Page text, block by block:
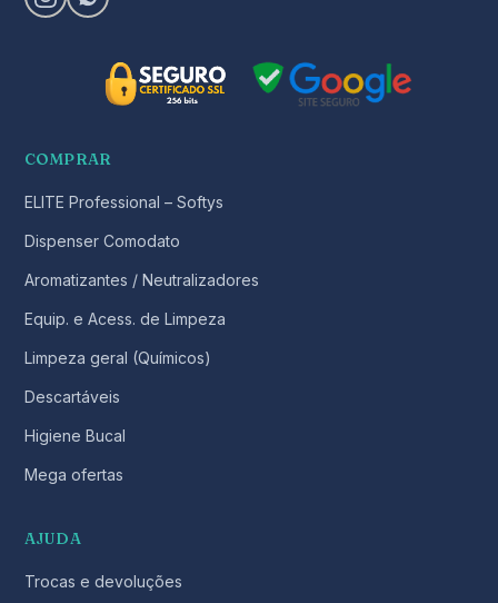
COMPRAR
ELITE Professional – Softys
Dispenser Comodato
Aromatizantes / Neutralizadores
Equip. e Acess. de Limpeza
Limpeza geral (Químicos)
Descartáveis
Higiene Bucal
Mega ofertas
AJUDA
Trocas e devoluções